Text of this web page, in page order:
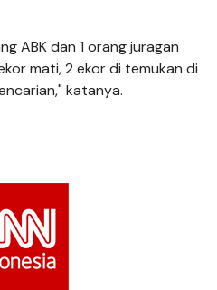
ABK dan 1 orang juragan
mati, 2 ekor di temukan di
katanya.